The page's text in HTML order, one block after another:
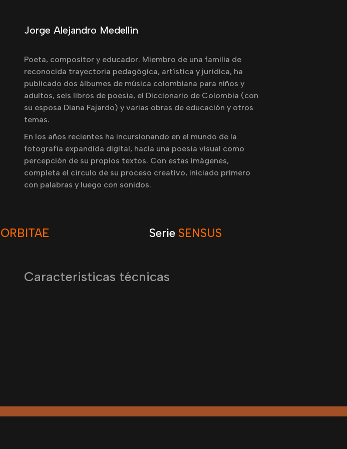
Jorge Alejandro Medellín
Poeta, compositor y educador. Miembro de una familia de
reconocida trayectoria pedagógica, artística y jurídica, ha
publicado dos álbumes de música colombiana para niños y
adultos, seis libros de poesía, el Diccionario de Colombia (con
su esposa Diana Fajardo) y varias obras de educación y otros
temas.
En los años recientes ha incursionando en el mundo de la
fotografía expandida digital, hacia una poesía visual como
percepción de su propios textos. Con estas imágenes,
completa el círculo de su proceso creativo, iniciado primero
con palabras y luego con sonidos.
ORBITAE Serie SENSUS
Caracteristicas técnicas